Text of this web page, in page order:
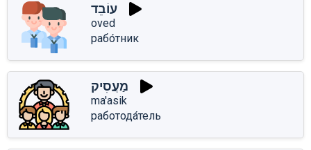
עוֹבֵד
oved
рабо́тник
מַעֲסִיק
ma'asik
работода́тель